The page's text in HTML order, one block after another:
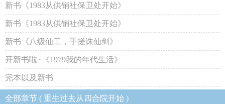
新书《1983从供销社保卫处开始》
新书《1983从供销社保卫处开始》
新书《八级仙工，手搓诛仙剑》
开新书啦~《1979我的年代生活》
完本以及新书
全部章节 ( 重生过去从四合院开始 )